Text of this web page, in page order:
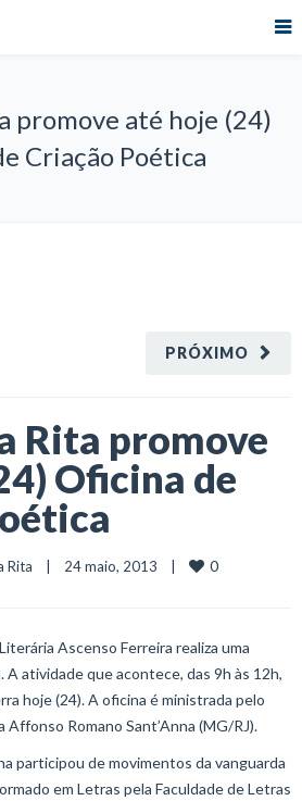
promove até hoje (24)
Criação Poética
PRÓXIMO
Rita promove
Oficina de
Rita
    |    24 maio, 2013    |
0
Ascenso Ferreira realiza uma
A atividade que acontece, das 9h às 12h,
hoje (24). A oficina é ministrada pelo
Romano Sant’Anna (MG/RJ).
participou de movimentos da vanguarda
em Letras pela Faculdade de Letras